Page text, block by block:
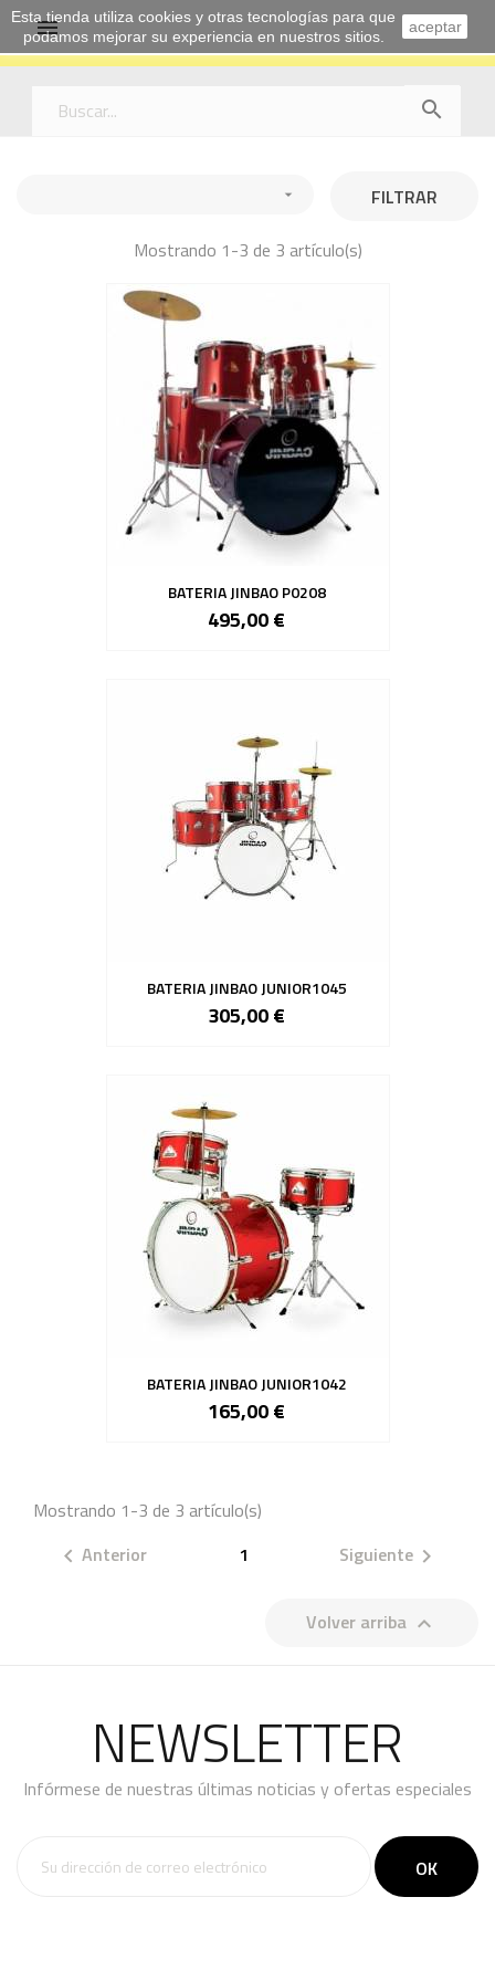



FILTRAR
Mostrando 1-3 de 3 artículo(s)
BATERIA JINBAO P0208
495,00 €
BATERIA JINBAO JUNIOR1045
305,00 €
BATERIA JINBAO JUNIOR1042
165,00 €
Mostrando 1-3 de 3 artículo(s)
 Anterior 1 Siguiente 
Volver arriba 
NEWSLETTER
Infórmese de nuestras últimas noticias y ofertas especiales
Esta tienda utiliza cookies y otras tecnologías para que
podamos mejorar su experiencia en nuestros sitios.
aceptar